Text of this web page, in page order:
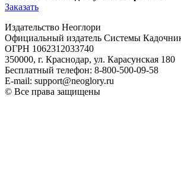
Заказать
Издательство Неоглори
Официальный издатель Системы
ОГРН 1062312033740
350000, г. Краснодар, ул. Карасунская 180
Бесплатный телефон: 8-800-500-09-58
E-mail: support@neoglory.ru
© Все права защищены